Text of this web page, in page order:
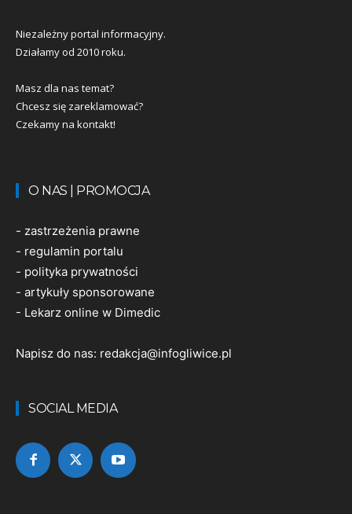
Niezależny portal informacyjny.
Działamy od 2010 roku.
Masz dla nas temat?
Chcesz się zareklamować?
Czekamy na kontakt!
O NAS | PROMOCJA
- zastrzeżenia prawne
- regulamin portalu
- polityka prywatności
- artykuły sponsorowane
- Lekarz online w Dimedic
Napisz do nas: redakcja@infogliwice.pl
SOCIAL MEDIA